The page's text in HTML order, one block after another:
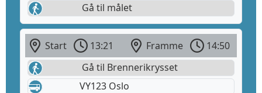
Gå til målet
Start 13:21 Framme
14:50
Gå til Brennerikrysset
VY123 Oslo